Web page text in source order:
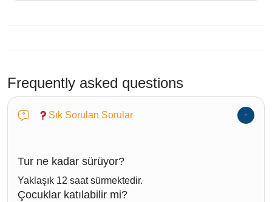
Frequently asked questions
Sık Sorulan Sorular
Tur ne kadar sürüyor?
Yaklaşık 12 saat sürmektedir.
Çocuklar katılabilir mi?